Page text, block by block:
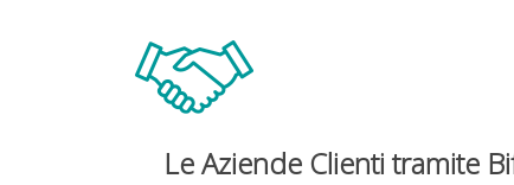
Le Aziende Clienti tramite